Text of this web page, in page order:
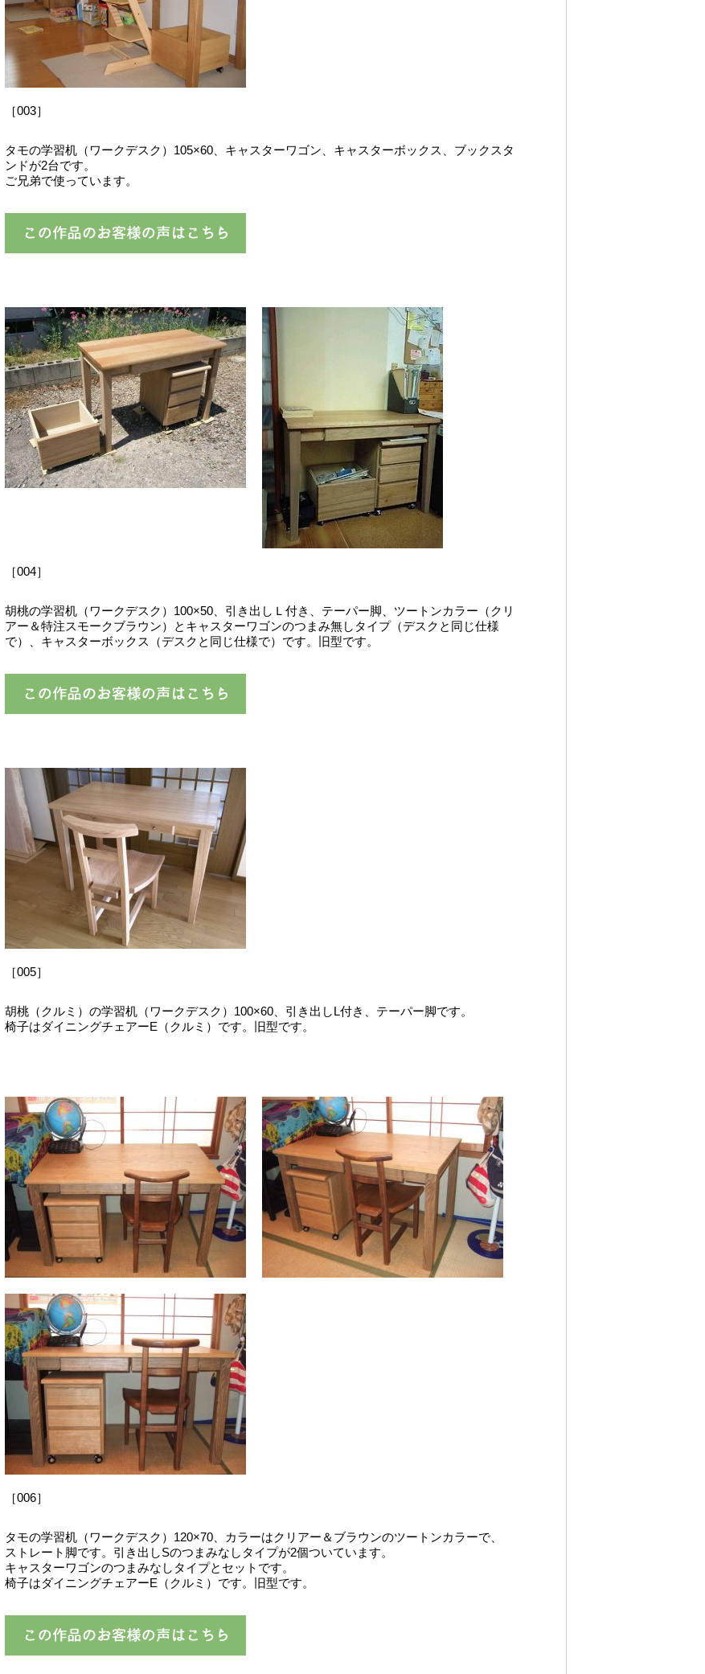
［003］
タモの学習机（ワークデスク）105×60、キャスターワゴン、キャスターボックス、ブックスタ
ンドが2台です。
ご兄弟で使っています。
［004］
胡桃の学習机（ワークデスク）100×50、引き出しＬ付き、テーパー脚、ツートンカラー（クリ
アー＆特注スモークブラウン）とキャスターワゴンのつまみ無しタイプ（デスクと同じ仕様
で）、キャスターボックス（デスクと同じ仕様で）です。旧型です。
［005］
胡桃（クルミ）の学習机（ワークデスク）100×60、引き出しL付き、テーパー脚です。
椅子はダイニングチェアーE（クルミ）です。旧型です。
［006］
タモの学習机（ワークデスク）120×70、カラーはクリアー＆ブラウンのツートンカラーで、
ストレート脚です。引き出しSのつまみなしタイプが2個ついています。
キャスターワゴンのつまみなしタイプとセットです。
椅子はダイニングチェアーE（クルミ）です。旧型です。